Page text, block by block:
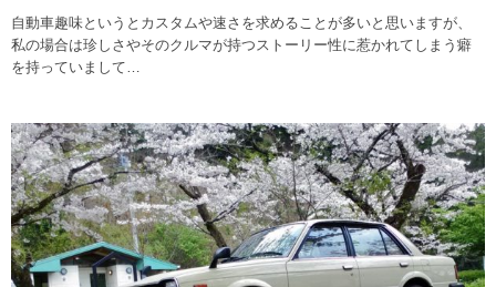
自動車趣味というとカスタムや速さを求めることが多いと思いますが、
私の場合は珍しさやそのクルマが持つストーリー性に惹かれてしまう癖
を持っていまして…